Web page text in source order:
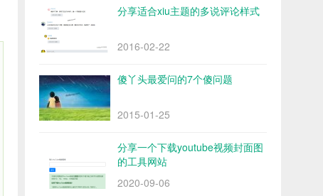
分享适合xiu主题的多说评论样式
2016-02-22
傻丫头最爱问的7个傻问题
2015-01-25
分享一个下载youtube视频封面图
的工具网站
2020-09-06